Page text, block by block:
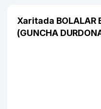
Xaritada BOLALAR
(GUNCHA